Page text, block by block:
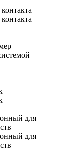
для
для